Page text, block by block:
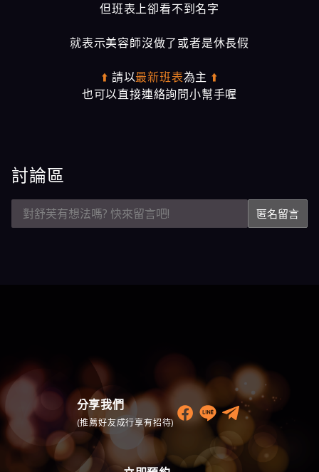
但班表上卻看不到名字
就表示美容師沒做了或者是休長假
⬆️ 請以最新班表為主 ⬆️
也可以直接連絡詢問小幫手喔
討論區
匿名留言
分享我們
(推薦好友成行享有招待)